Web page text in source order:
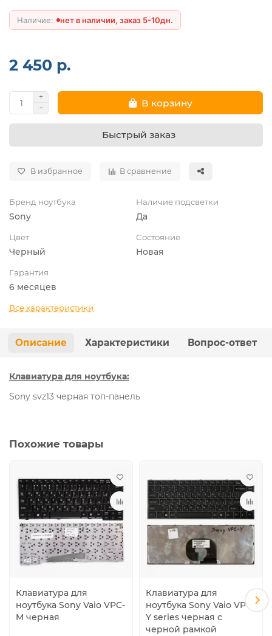
нет в наличии, заказ 5-10дн.
2 450 р.
В корзину
Быстрый заказ
В избранное В сравнение
Бренд ноутбука
Sony
Наличие подсветки
Да
Цвет
Черный
Состояние
Новая
Гарантия
6 месяцев
Все характеристики
Описание Характеристики Вопрос-ответ
Клавиатура для ноутбука:
Sony svz13 черная топ-панель
Похожие товары
Клавиатура для
ноутбука Sony Vaio VPC-
M черная
Клавиатура для
ноутбука Sony Vaio VPC-
Y series черная с
черной рамкой